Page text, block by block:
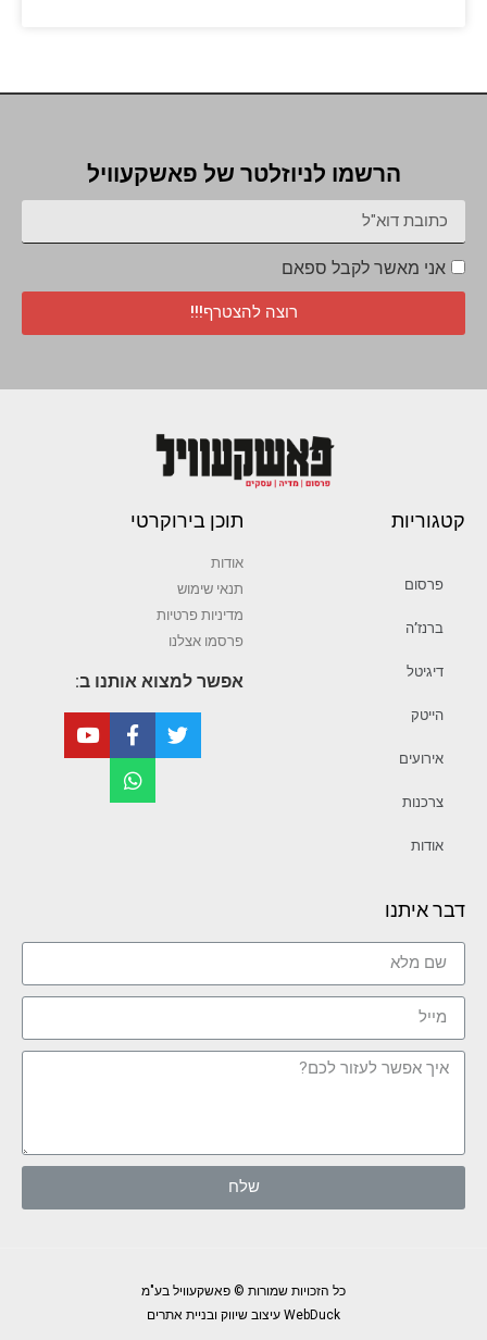
הרשמו לניוזלטר של פאשקעוויל
אני מאשר לקבל ספאם
רוצה להצטרף!!!
קטגוריות
פרסום
ברנז’ה
דיגיטל
הייטק
אירועים
צרכנות
אודות
תוכן בירוקרטי
אודות
תנאי שימוש
מדיניות פרטיות
פרסמו אצלנו
אפשר למצוא אותנו ב:
דבר איתנו
שלח
כל הזכויות שמורות © פאשקעוויל בע"מ
WebDuck עיצוב שיווק ובניית אתרים